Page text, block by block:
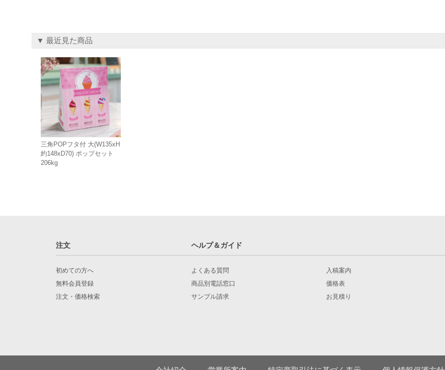
▼ 最近見た商品
三角POPフタ付 大(W135xH
約148xD70) ポップセット
206kg
注文 ヘルプ＆ガイド
初めての方へ
無料会員登録
注文・価格検索
よくある質問
商品別電話窓口
サンプル請求
入稿案内
価格表
お見積り